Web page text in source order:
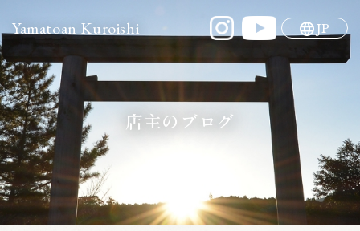
Yamatoan Kuroishi JP
店主のブログ